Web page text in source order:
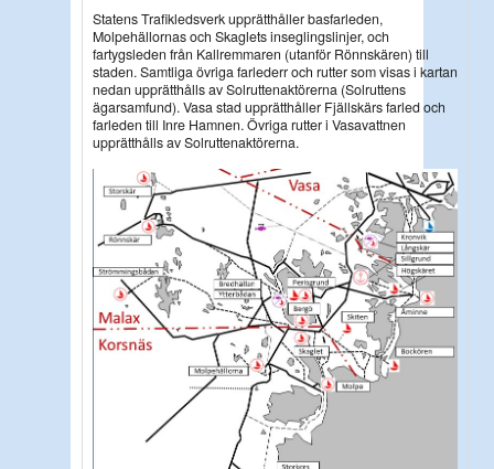
Statens Trafikledsverk upprätthåller basfarleden,
Molpehällornas och Skaglets inseglingslinjer, och
fartygsleden från Kallremmaren (utanför Rönnskären) till
staden. Samtliga övriga farlederr och rutter som visas i kartan
nedan upprätthålls av Solruttenaktörerna (Solruttens
ägarsamfund). Vasa stad upprätthåller Fjällskärs farled och
farleden till Inre Hamnen. Övriga rutter i Vasavattnen
upprätthålls av Solruttenaktörerna.